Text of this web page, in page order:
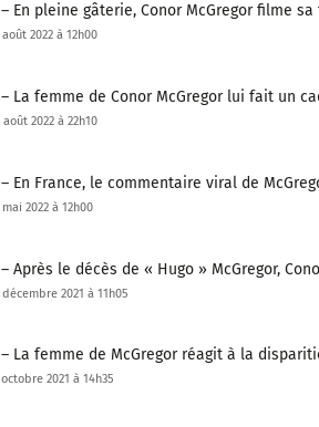
– En pleine gâterie, Conor McGregor filme
août 2022 à 12h00
– La femme de Conor McGregor lui fait un
août 2022 à 22h10
– En France, le commentaire viral de
mai 2022 à 12h00
– Après le décès de « Hugo » McGregor,
décembre 2021 à 11h05
– La femme de McGregor réagit à la
octobre 2021 à 14h35